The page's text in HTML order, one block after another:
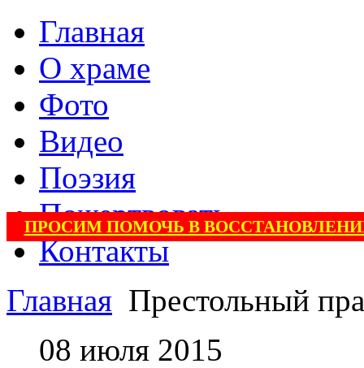
Главная
О храме
Фото
Видео
Поэзия
Пожертвовать
Контакты
ПРОСИМ ПОМОЧЬ В
Главная Престольный
08 июля 2015